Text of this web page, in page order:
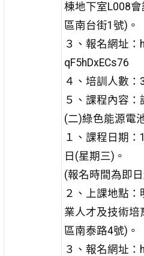
棟地下室L008
區南台街1號)。
３、報名網址
qF5hDxECs76
４、培訓人數：
５、課程內容：
(二)綠色能源電
１、課程日期
日(星期三)。
(報名時間為即
２、上課地點
業人才及技術培
區南泰路4號)。
３、報名網址